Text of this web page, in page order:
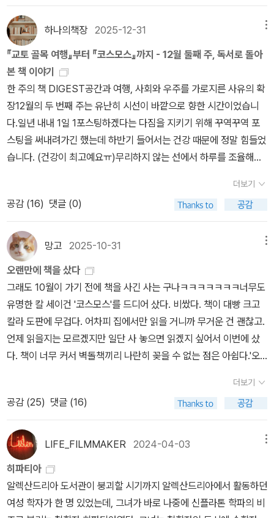
비와 조화(Cosmos)를 오직 측정 가능한 물리/화학 법칙으로만 설
명하려 함으로써, 우주에 존재하는 의미, 가치, 목적(텔로스, Telos)
을 배제하고 있다. 또한 생명체를 '진화의 우연적 산물'이자 '유기화학
적 원리가 지배하는 물질'로만 규정하여, 생명의 정신적, 형이상학적
측면이나 목적론적 해석을 묵살하는 편이다. 이는 우주를 영혼이 없
는 물질 덩어리로 전락시킨다는 비판을 받는다. 2. 과학을 유일한 진
리의 척도로 삼는 과학만능주의세이건은 과학적 방법론이 객관적 진
리에 도달하는 유일한 길이며, 다른 지식 체계(철학, 종교, 인문학)는
과학에 종속되거나 오류라고 주장했다. 하지만 '우리가 아는 모든 것
은 과학을 통해서만 증명되었다'라는 태도는 과학을 일종의 '세속적
종교'나 '교조적 믿음'으로까지 만든다. 이는 과학이 가질 수 있는 한
계, 즉 가치 중립성이나 윤리적 문제 해결 능력의 부족을 망각한 것으
재를 강하게 주장하는 것은 과학적 회의주의를 넘어선 낭만적 과학주
의 혹은 과학 신앙에 가깝다는 비판을 받게 된다. 3. '인간의 무의미
성' 강조를 통한 역설적 인본주의세이건은 광활한 우주에서 지구와
인간이 얼마나 작은 존재인지(창백한 푸른 점)를 강조했다. 그러나 이
는 겸손을 가르치는 듯하지만, 결국 인간의 삶에서 모든 궁극적 의미
와 목적을 제거하는 허무주의로 이어질 수 있다. 인간 중심주의를 배
제하려는 시도가 도리어 인류의 특별함을 부정하고, 물질적 존재 이
상의 가치를 무시하는 관점으로 보인다. 4. 역사적·종교적 맥락의 단
고 이성으로 나아가는 일방통행적 서사로 묘사했다. 또한 과학과 종
교가 긴장 관계 속에 함께 발전해 온 복잡한 역사를 '암흑 시대(종교)
vs 빛(과학)'이라는 이분법적 구조로 단순화한다. 이는 과학의 발전
이 가져온 기술적 도구화와 그에 따른 파괴적 결과(환경 파괴 등)에
대한 인본주의적 성찰까지 과학 만능으로 덮어버리려는 시도로까지
보일 수 있다. 결국 이러한 관점에서의 비판은 <코스모스>가 인류에
게 겸손함을 가르치는 듯 보이지만, 실상은 '이성으로 모든 것을 파악
할 수 있다'는 과학의 오만함이 투사된 텍스트라는 비판을 피해가기
하나의책장2025-12-31
『교토 골목 여행』부터 『코스모스』까지 - 12월 둘째 주, 독서로 돌아
본 책 이야기
한 주의 책 DIGEST공간과 여행, 사회와 우주를 가로지른 사유의 확
장12월의 두 번째 주는 유난히 시선이 바깥으로 향한 시간이었습니
다.일년 내내 1일 1포스팅하겠다는 다짐을 지키기 위해 꾸역꾸역 포
스팅을 써내려가긴 했는데 하반기 들어서는 건강 때문에 정말 힘들었
습니다. (건강이 최고예요ㅠ)무리하지 않는 선에서 하루를 조율해야
긴 했는데 마무리를 하지 못해 결국 임시저장글에 묵혀있습니다.연말
이 다가오는데 12월 둘째주부터 한 주의 책 정리도 못했다니.. 하루 2
4시간이 너무 부족해요.12월 둘째 주의 독서는 골목과 책방, 도시의
여름, 사회의 구조, 우주로 이어지는 흐름을 그렸습니다.여행 에세이
에서 시작해 인문과 사회, 과학으로 확장되며 우리가 어디에 서 있고
무엇을 바라보며 살아가는지를 되묻는 한 주였습니다.이 기록이 비슷
한 사유의 갈림길에 서 있는 여러분들에게 작은 지도 한 장이 되기를
바랍니다.■ 이번 주 <간밤에읽은책> 돌아보기월요일 | 『교토 골목
여행』 - 송은정가고 싶은 여행지를 몇 군데 꼽으라 하면 꼭 빠지지 않
는 곳이 교토입니다.교토 골목 여행은 관광지가 아닌 생활의 틈을 따
라 걷는 기록입니다.화려한 명소 대신 골목, 작은 가게, 낮은 시선에서
포착한 풍경들이 도시를 훨씬 깊고 느리게 이해하도록 이끕니다.여행
이란 결국 장소를 소비하는 일이 아니라 그곳의 리듬에 잠시 몸을 맡
독후감 | 교토 여행 에세이 | 일본여행 책 추천https://blog.naver.c
om/hanainbook/224103894719화요일 | 『디자인이 한눈에 보
이는 책방도감』 - 건축지식 편집부디자인이 한눈에 보이는 책방도감
은 일본 곳곳의 로컬 서점 40곳을 디자인의 눈으로 들여다본 책입니
다.이 책은 책방을 단순한 책을 파는 공간이 아니라 취향과 철학이 집
더보기
공감 (16) 댓글 (0)
망고 2025-10-31
오랜만에 책을 샀다
그래도 10월이 가기 전에 책을 사긴 사는 구나ㅋㅋㅋㅋㅋㅋㅋ너무도
유명한 칼 세이건 '코스모스'를 드디어 샀다. 비쌌다. 책이 대빵 크고
칼라 도판에 무겁다. 어차피 집에서만 읽을 거니까 무거운 건 괜찮고.
언제 읽을지는 모르겠지만 일단 사 놓으면 읽겠지 싶어서 이번에 샀
다. 책이 너무 커서 벽돌책끼리 나란히 꽂을 수 없는 점은 아쉽다.'오
려니 집에 있는 책이 너무 오래된 버전이라 그건 또 읽기가 싫어서 민
음사 책으로 샀다.'허클베리 핀의 모험'도 어릴때 읽었던 책인데 이건
집에 없어서 새로 샀고.사실 도서관에서 빌려와 봤는데 도서관 책이
말도 못하게 낡고 헐고 더럽기까지 해서 도저히 읽기가 싫어서 사서
읽자라고 마음 먹게 되었다. 스티키도 샀다. 원래 내가 산 건 스티키
작은거 마티스 색깔로 샀는데 배송 온 건 저거였다.저게 더 비싼건
데? 그래서 알라딘에 문의 했더니 그냥 쓰라고ㅋㅋㅋㅋㅋㅋㅋㅋ사실
난 작은게 더 좋아서 산 거였는데 일단 오배송이지만 이게 왔으니 이
더보기
공감 (25) 댓글 (16)
LIFE_FILMMAKER 2024-04-03
히파티아
알렉산드리아 도서관이 붕괴할 시기까지 알렉산드리아에서 활동하던
여성 학자가 한 명 있었는데, 그녀가 바로 나중에 신플라톤 학파의 비